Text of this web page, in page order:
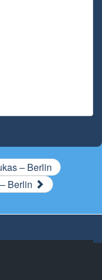
– Berlin
Berlin